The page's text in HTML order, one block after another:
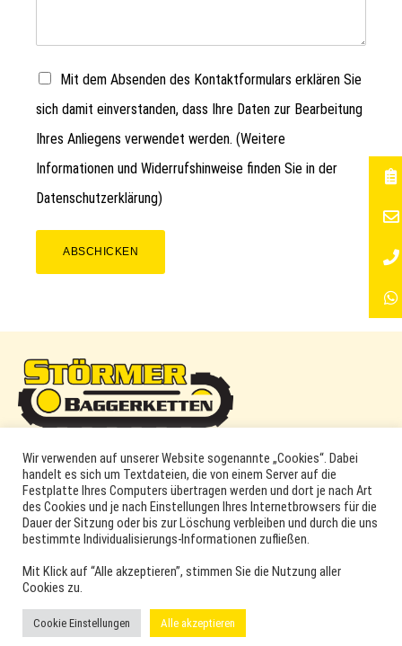
Mit dem Absenden des Kontaktformulars erklären Sie
sich damit einverstanden, dass Ihre Daten zur Bearbeitung
Ihres Anliegens verwendet werden. (Weitere
Informationen und Widerrufshinweise finden Sie in der
Datenschutzerklärung)
ABSCHICKEN
Störmer
Baggerketten
COPYRIGHT © 2026 · WORDPRESS
LOG IN
MARKEN, ERSATZTEILNUMMERN, PRODUKTNAMEN SOWIE
PRODUKTABBILDUNGEN UND LOGOS WERDEN NUR ZUR
IDENTIFIKATION DER PRODUKTE VERWENDET UND KÖNNEN
EINGETRAGENE MARKEN DER ENTSPRECHENDEN
HERSTELLER SEIN. VERWENDETE MARKEN- UND
ODER EINGETRAGENE WARENZEICHEN DER
ENTSPRECHENDEN INHABER.
Wir verwenden auf unserer Website sogenannte „Cookies“. Dabei
handelt es sich um Textdateien, die von einem Server auf die
Festplatte Ihres Computers übertragen werden und dort je nach Art
des Cookies und je nach Einstellungen Ihres Internetbrowsers für die
Dauer der Sitzung oder bis zur Löschung verbleiben und durch die uns
bestimmte Individualisierungs-Informationen zufließen.
Mit Klick auf “Alle akzeptieren”, stimmen Sie die Nutzung aller
Cookies zu.
Cookie Einstellungen Alle akzeptieren